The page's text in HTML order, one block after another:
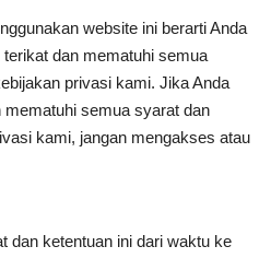
website ini berarti Anda
dan mematuhi semua
privasi kami. Jika Anda
semua syarat dan
kami, jangan mengakses atau
dan ketentuan ini dari waktu ke